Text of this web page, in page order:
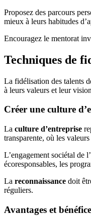
Proposez des parcours
mieux à leurs habitudes
Encouragez le mentorat
Techniques de
La fidélisation des talents
à leurs valeurs et leur
Créer une culture
La culture d’entreprise
transparente, où les
L’engagement sociétal de
écoresponsables, les
La reconnaissance doit
réguliers.
Avantages et